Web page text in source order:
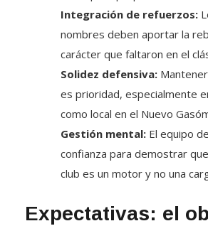
Integración de refuerzos:
nombres deben aportar la
carácter que faltaron en el
Solidez defensiva:
es prioridad, especialmente
como local en el Nuevo
Gestión mental: El equipo
confianza para demostrar
club es un motor y no una
Expectativas: el